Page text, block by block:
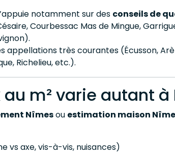
notamment sur des conseils de
Courbessac Mas de Mingue,
appellations très courantes (Écusson,
Richelieu, etc.).
m² varie autant à
Nîmesou estimation maison
vs axe, vis-à-vis, nuisances)